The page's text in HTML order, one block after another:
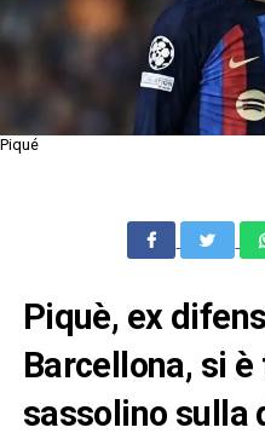
Piqué
Piquè, ex
Barcellona, si
sassolino sulla